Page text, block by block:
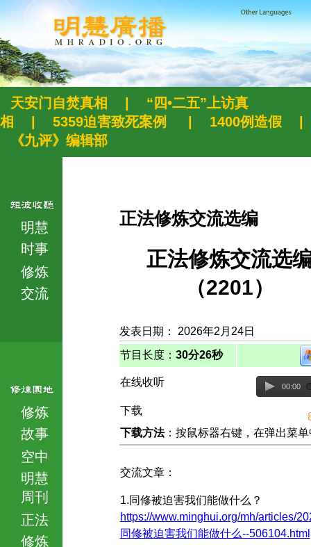
天安门自焚真相
“四•二五”上访真
相
5359迫害致死案例 1400例造假
《九评》编辑部
明慧
时事
修炼
交流
修炼
故事
空中
明慧
周刊
正法
修炼
正法修炼交流选编
正法修炼交流选
（2201）
发表日期： 2026年2月24日
节目长度： 30分26秒
在线收听 00:00
下载
下载方法：按鼠标器右键，在弹出菜
交流文章：
1.同修被迫害我们能做什么？
https://www.minghui.org/mh/articles/
同修被迫害我们能做什么--506104.html